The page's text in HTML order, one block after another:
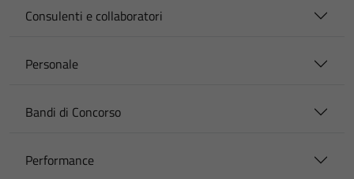
Consulenti e collaboratori
Personale
Bandi di Concorso
Performance